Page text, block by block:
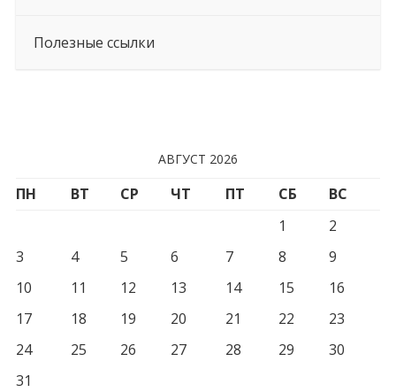
Полезные ссылки
АВГУСТ 2026
ПН ВТ СР ЧТ ПТ СБ
ВС
1
2
3
4 5 6 7 8
9
10
11 12 13 14 15
16
17
18 19 20 21 22
23
24
25 26 27 28 29
30
31